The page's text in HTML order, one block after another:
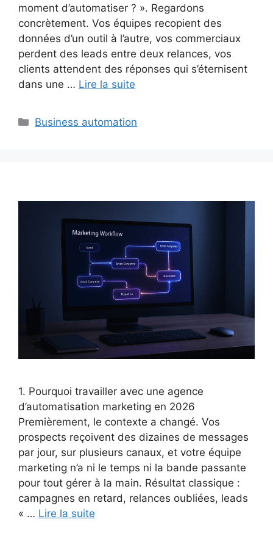
moment d’automatiser ? ». Regardons
concrètement. Vos équipes recopient des
données d’un outil à l’autre, vos commerciaux
perdent des leads entre deux relances, vos
clients attendent des réponses qui s’éternisent
dans une … Lire la suite
Catégories
Business automation
1. Pourquoi travailler avec une agence
d’automatisation marketing en 2026
Premièrement, le contexte a changé. Vos
prospects reçoivent des dizaines de messages
par jour, sur plusieurs canaux, et votre équipe
marketing n’a ni le temps ni la bande passante
pour tout gérer à la main. Résultat classique :
campagnes en retard, relances oubliées, leads
« … Lire la suite